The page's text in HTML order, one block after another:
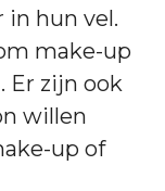
hun vel.
make-up
Er zijn ook
willen
up of